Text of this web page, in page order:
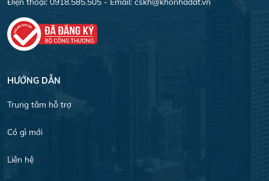
HƯỚNG DẪN
Trung tâm hỗ trợ
Có gì mới
Liên hệ